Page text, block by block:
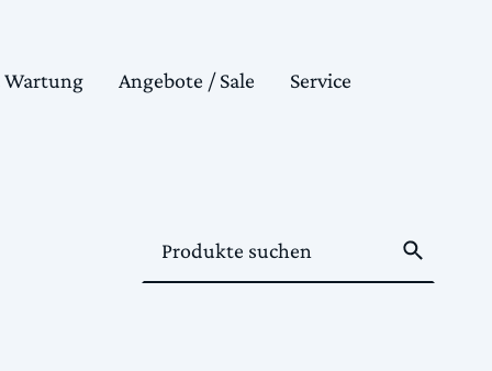
Wartung Angebote / Sale Service